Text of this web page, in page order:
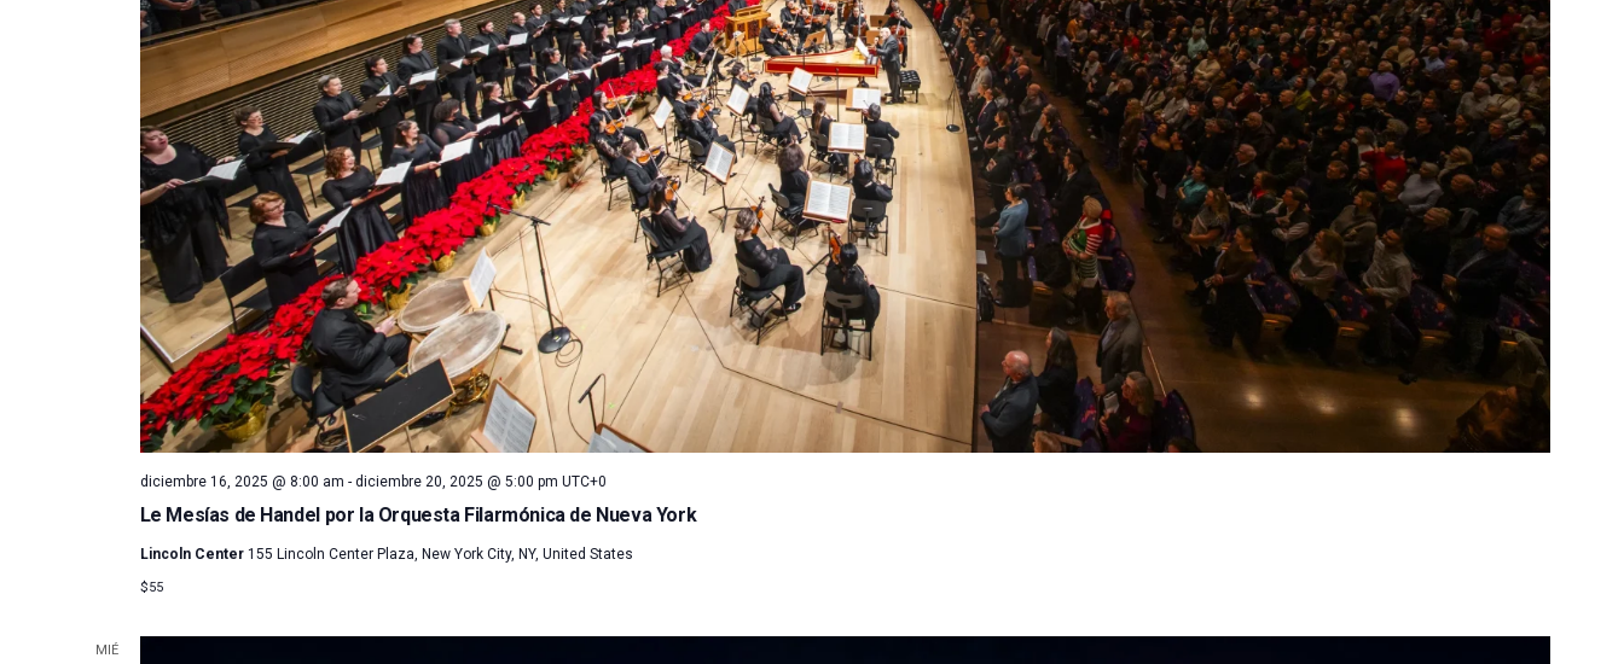
Le Mesías de Handel por la Orquesta Filarmónica de Nueva York
diciembre 16, 2025 @ 8:00 am - diciembre 20, 2025 @ 5:00 pm UTC+0
Lincoln Center 155 Lincoln Center Plaza, New York City, NY, United States
$55
MIÉ